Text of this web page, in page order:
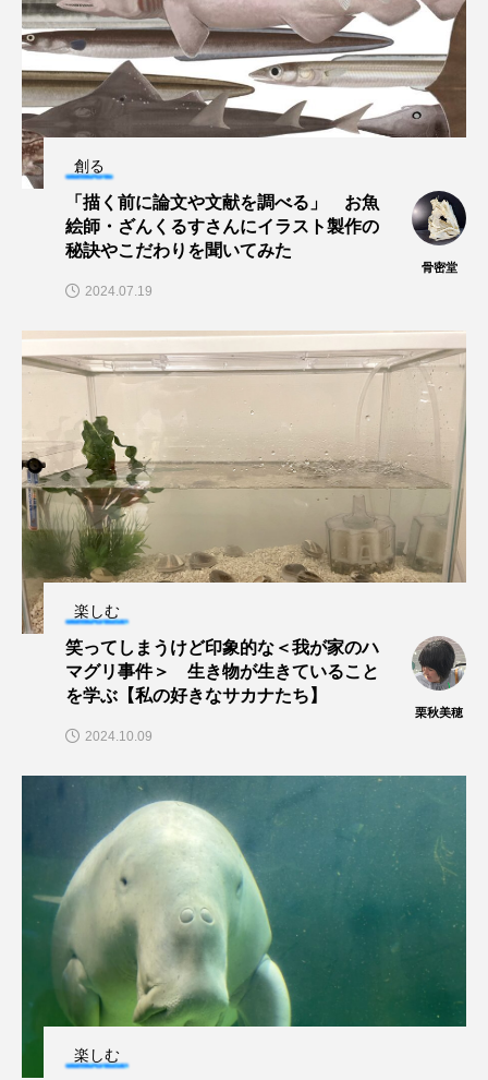
ヤマトヌマエビ ヤマメ ヤミヨキセワタ
ユウゼン ユウレイクラゲ ユカタハタ
ユメタチモドキ
ヨツメウオ ラブカ ラムサール条約
リュウセイクラゲ レシピ
ワタカ ワニ ワレカラ
下田海中水族館 世界遺産
交雑 企画 伝承 伝統料理
保全 健康 八景島シーパラダイス
共生 分析 分類 刺胞動物
剥製 動物園
北極 医療 南極大陸 同定
名古屋港水族館
四万十川 四万十川学遊館あきついお
四国水族館 固有種
在来生物 城崎マリンワールド
外来生物 外来種
大分県 天然記念物 奈良県
宍道湖自然館ゴビウス
創る
「描く前に論文や文献を調べる」 お魚
絵師・ざんくるすさんにイラスト製作の
秘訣やこだわりを聞いてみた
骨密堂
2024.07.19
楽しむ
笑ってしまうけど印象的な＜我が家のハ
マグリ事件＞ 生き物が生きていること
を学ぶ【私の好きなサカナたち】
栗秋美穂
2024.10.09
楽しむ